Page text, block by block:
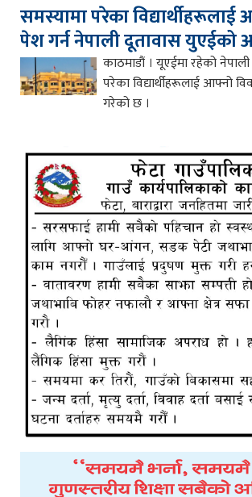
समस्यामा परेका
पेश गर्न नेपाली दूतावास युएईको
काठमाडौं । यूएईमा रहेको
परेका विद्यार्थीहरूलाई आफ्नो
गरेको छ ।